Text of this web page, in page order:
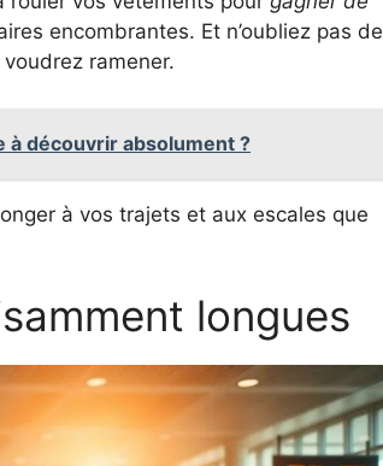
encombrantes. Et n’oubliez pas de
ramener.
à découvrir absolument ?
à vos trajets et aux escales que
longues